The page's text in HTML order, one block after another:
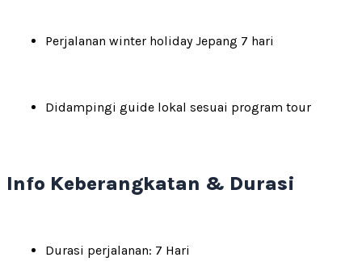
Perjalanan winter holiday Jepang 7 hari
Didampingi guide lokal sesuai program tour
Info Keberangkatan & Durasi
Durasi perjalanan: 7 Hari